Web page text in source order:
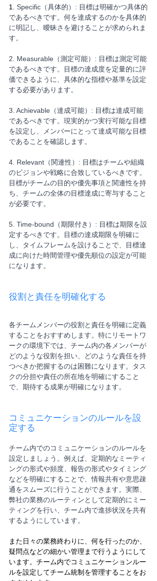
1. Specific（具体的）: 目標は明確かつ具体的
であるべきです。何を達成するのかを具体的
に明記し、曖昧さを避けることが求められま
す。
2. Measurable（測定可能）: 目標は測定可能
であるべきです。目標の達成度を定量的に評
価できるように、具体的な指標や基準を設定
する必要があります。
3. Achievable（達成可能）: 目標は達成可能
であるべきです。現実的かつ実行可能な目標
を設定し、メンバーにとって達成可能な目標
であることを確認します。
4. Relevant（関連性）: 目標はチームや組織
のビジョンや戦略に合致しているべきです。
目標がチームの目的や優先事項と関連性を持
ち、チームの全体の目標達成に寄与すること
が必要です。
5. Time-bound（期限付き）: 目標は期限を設
定するべきです。目標の達成期限を明確に
し、タイムフレームを設けることで、目標達
成に向けた時間管理や優先順位の設定が可能
になります。
役割と責任を明確化する
各チームメンバーの役割と責任を明確に定義
することをおすすめします。特にリモートワ
ークの環境下では、チーム内の各メンバーが
どのような役割を担い、どのような責任を持
つべきか把握するのは困難になります。タス
クの分担や責任の所在地を明確にすること
で、期待する成果が明確になります。
コミュニケーションのルールを設
定する
チーム内でのコミュニケーションのルールを
設定しましょう。例えば、定期的なミーティ
ングの形式や頻度、報告の形式やタイミング
などを明確にすることで、情報共有や意思疎
通をスムーズに行うことができます。実際、
弊社の業務のルーティンとして定期的にミー
ティングを行い、チーム内で進捗状況を共有
するようにしています。
また日々の業務終わりに、何を行ったのか、
疑問点などの細かい管理まで行うようにして
います。チーム内でコミュニケーションルー
ルを設定してチーム統制を管理することをお